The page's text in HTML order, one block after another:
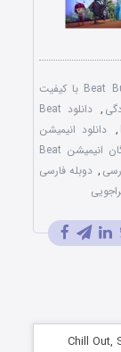
انیمیشن Beat Bugs: All Together Now 2017 با کیفیت
,
دانلود Beat
, دانلود انیمیشن
دانلود رایگان انیمیشن Beat
, دوبله فارسی